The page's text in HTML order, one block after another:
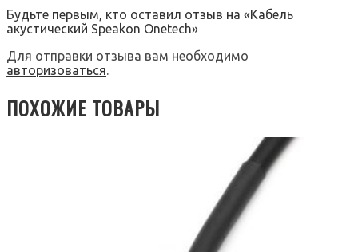
Будьте первым, кто оставил отзыв на «Кабель
акустический Speakon Onetech»
Для отправки отзыва вам необходимо
авторизоваться.
ПОХОЖИЕ ТОВАРЫ